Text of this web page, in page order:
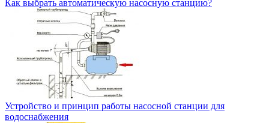
Как выбрать автоматическую насосную станцию?
Устройство и принцип работы насосной станции для
водоснабжения